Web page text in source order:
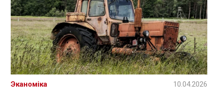
Эканоміка 10.04.2026